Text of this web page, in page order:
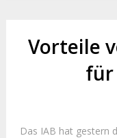
Vorteile
für
Das IAB hat gestern